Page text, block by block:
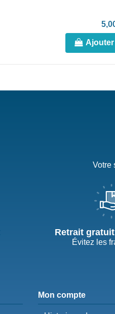
Votre
Retrait
Évitez les
Mon compte